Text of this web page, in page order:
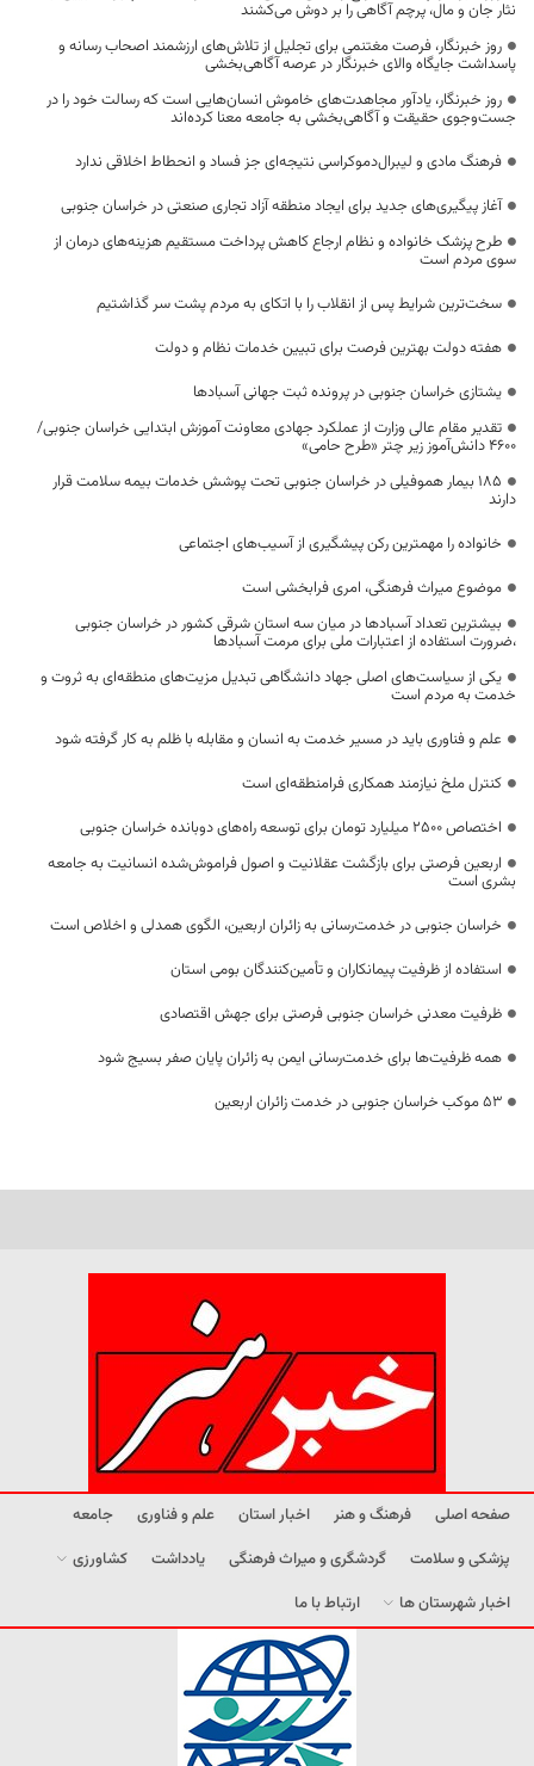
نثار جان و مال، پرچم آگاهی را بر دوش می‌کشند
روز خبرنگار، فرصت مغتنمی برای تجلیل از تلاش‌های ارزشمند اصحاب رسانه و
پاسداشت جایگاه والای خبرنگار در عرصه آگاهی‌بخشی
روز خبرنگار، یادآور مجاهدت‌های خاموش انسان‌هایی است که رسالت خود را در
جست‌وجوی حقیقت و آگاهی‌بخشی به جامعه معنا کرده‌اند
فرهنگ مادی و لیبرال‌دموکراسی نتیجه‌ای جز فساد و انحطاط اخلاقی ندارد
آغاز پیگیری‌های جدید برای ایجاد منطقه آزاد تجاری صنعتی در خراسان جنوبی
طرح پزشک خانواده و نظام ارجاع کاهش پرداخت مستقیم هزینه‌های درمان از
سوی مردم است
سخت‌ترین شرایط پس از انقلاب را با اتکای به مردم پشت سر گذاشتیم
هفته دولت بهترین فرصت برای تبیین خدمات نظام و دولت
یشتازی خراسان جنوبی در پرونده ثبت جهانی آسبادها
تقدیر مقام عالی وزارت از عملکرد جهادی معاونت آموزش ابتدایی خراسان جنوبی/
۴۶۰۰ دانش‌آموز زیر چتر «طرح حامی»
۱۸۵ بیمار هموفیلی در خراسان جنوبی تحت پوشش خدمات بیمه سلامت قرار
دارند
خانواده را مهمترین رکن پیشگیری از آسیب‌های اجتماعی
موضوع میراث فرهنگی، امری فرابخشی است
بیشترین تعداد آسبادها در میان سه استان شرقی کشور در خراسان جنوبی
،ضرورت استفاده از اعتبارات ملی برای مرمت آسبادها
یکی از سیاست‌های اصلی جهاد دانشگاهی تبدیل مزیت‌های منطقه‌ای به ثروت و
خدمت به مردم است
علم و فناوری باید در مسیر خدمت به انسان و مقابله با ظلم به کار گرفته شود
کنترل ملخ نیازمند همکاری فرامنطقه‌ای است
اختصاص 2500 میلیارد تومان برای توسعه راه‌های دوبانده خراسان جنوبی
اربعین فرصتی برای بازگشت عقلانیت و اصول فراموش‌شده انسانیت به جامعه
بشری است
خراسان جنوبی در خدمت‌رسانی به زائران اربعین، الگوی همدلی و اخلاص است
استفاده از ظرفیت پیمانکاران و تأمین‌کنندگان بومی استان
ظرفیت معدنی خراسان جنوبی فرصتی برای جهش اقتصادی
همه ظرفیت‌ها برای خدمت‌رسانی ایمن به زائران پایان صفر بسیج شود
53 موکب خراسان جنوبی در خدمت زائران اربعین
صفحه اصلی فرهنگ و هنر اخبار استان علم و فناوری
جامعه
پزشکی و سلامت
گردشگری و میراث فرهنگی یادداشت
کشاورزی
اخبار شهرستان ها
ارتباط با ما